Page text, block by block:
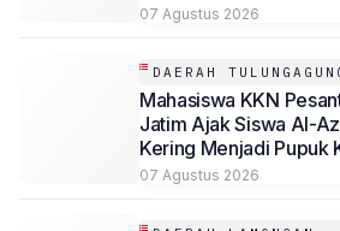
07 Agustus 2026
DAERAH
Mahasiswa KKN
Jatim Ajak Siswa Al-
Kering Menjadi Pupuk
Solusi Ramah
07 Agustus 2026